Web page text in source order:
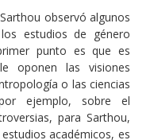
observó algunos
estudios de género
punto es que es
oponen las visiones
o las ciencias
ejemplo, sobre el
para Sarthou,
académicos, es